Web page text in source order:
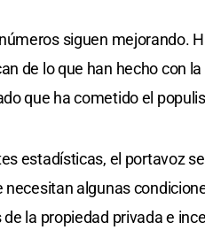
siguen mejorando.
de lo que han hecho con
que ha cometido el
estadísticas, el portavoz
necesitan algunas
la propiedad privada e